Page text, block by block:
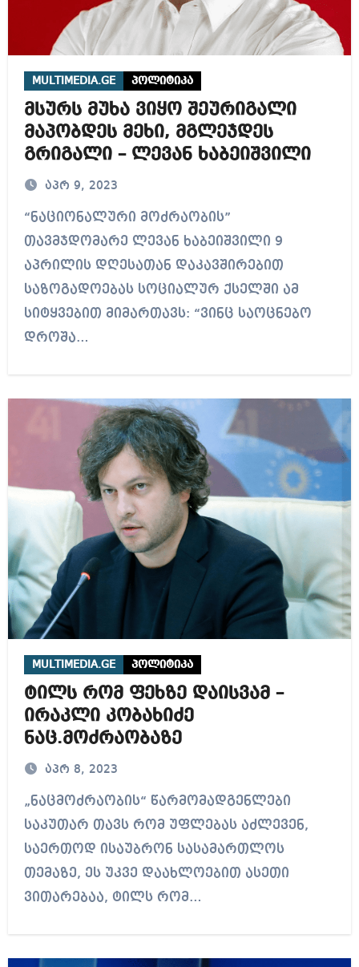
MULTIMEDIA.GE პოლიტიკა
მსურს მუხა ვიყო შეურიგალი
მაპობდეს მეხი, მგლეჯდეს
გრიგალი – ლევან ხაბეიშვილი
აპრ 9, 2023
“ნაციონალური მოძრაობის”
თავმჯდომარე ლევან ხაბეიშვილი 9
აპრილის დღესათან დაკავშირებით
საზოგადოებას სოციალურ ქსელში ამ
სიტყვებით მიმართავს: “ვინც საოცნებო
დროშა…
MULTIMEDIA.GE პოლიტიკა
ტილს რომ ფეხზე დაისვამ –
ირაკლი კობახიძე
ნაც.მოძრაობაზე
აპრ 8, 2023
„ნაცმოძრაობის“ წარმომადგენლები
საკუთარ თავს რომ უფლებას აძლევენ,
საერთოდ ისაუბრონ სასამართლოს
თემაზე, ეს უკვე დაახლოებით ასეთი
ვითარებაა, ტილს რომ…